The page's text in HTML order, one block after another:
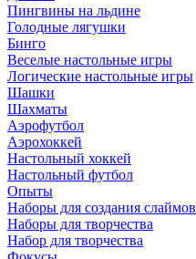
Пингвины на льдине
Голодные лягушки
Бинго
Веселые настольные игры
Логические настольные игры
Шашки
Шахматы
Аэрофутбол
Аэрохоккей
Настольный хоккей
Настольный футбол
Опыты
Наборы для создания слаймов
Наборы для творчества
Набор для творчества